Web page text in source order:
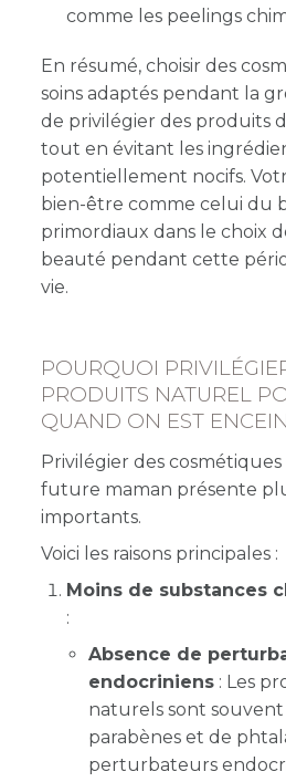
comme les peelings
En résumé, choisir des
soins adaptés pendant la
de privilégier des produits
tout en évitant les
potentiellement nocifs.
bien-être comme celui du
primordiaux dans le choix
beauté pendant cette
vie.
POURQUOI
PRODUITS NATUREL
QUAND ON EST
Privilégier des
future maman présente
importants.
Voici les raisons principales :
Moins de substances
:
Absence de
endocriniens: Les
naturels sont
parabènes et de
perturbateurs